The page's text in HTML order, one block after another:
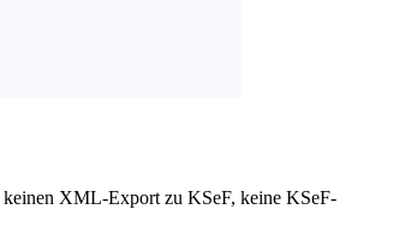
XML-Export zu KSeF, keine KSeF-